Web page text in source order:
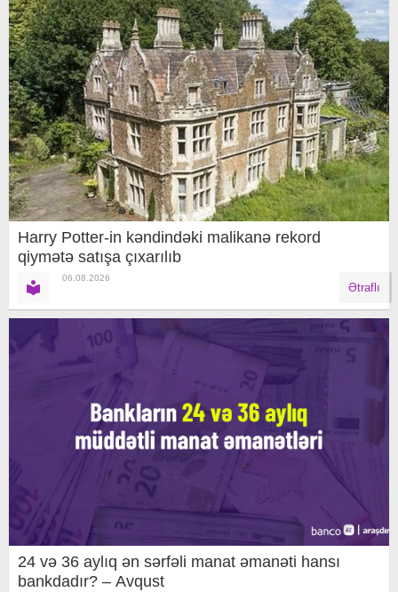
Harry Potter-in kəndindəki malikanə rekord
qiymətə satışa çıxarılıb
06.08.2026
Ətraflı
24 və 36 aylıq ən sərfəli manat əmanəti hansı
bankdadır? – Avqust